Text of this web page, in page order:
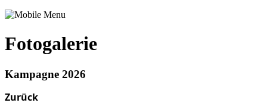
Fotogalerie
Kampagne 2026
Zurück